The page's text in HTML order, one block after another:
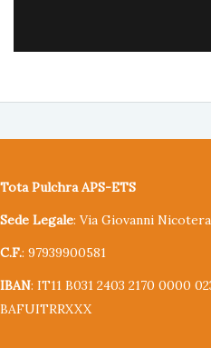
Tota Pulchra APS-ETS
Sede Legale: Via Giovanni
C.F.: 97939900581
IBAN: IT11 B031 2403 2170 0000
BAFUITRRXXX